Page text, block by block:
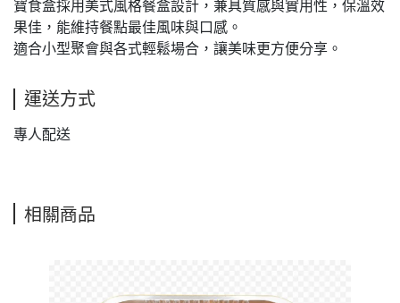
寶食盒採用美式風格餐盒設計，兼具質感與實用性，保溫效
果佳，能維持餐點最佳風味與口感。
適合小型聚會與各式輕鬆場合，讓美味更方便分享。
運送方式
專人配送
相關商品